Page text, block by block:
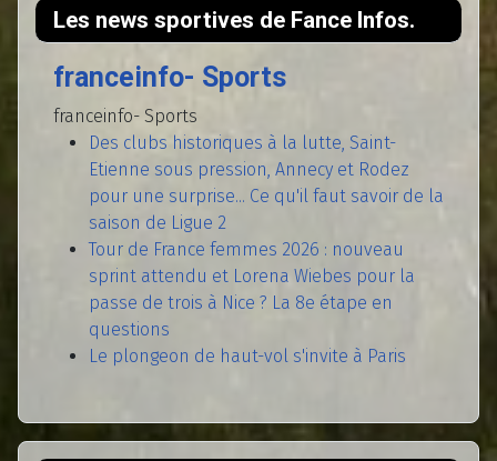
Les news sportives de Fance Infos.
franceinfo- Sports
franceinfo- Sports
Des clubs historiques à la lutte, Saint-
Etienne sous pression, Annecy et Rodez
pour une surprise... Ce qu'il faut savoir de la
saison de Ligue 2
Tour de France femmes 2026 : nouveau
sprint attendu et Lorena Wiebes pour la
passe de trois à Nice ? La 8e étape en
questions
Le plongeon de haut-vol s'invite à Paris